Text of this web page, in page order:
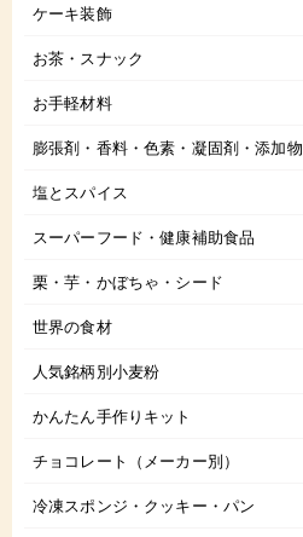
ケーキ装飾
お茶・スナック
お手軽材料
膨張剤・香料・色素・凝固剤・添加物
塩とスパイス
スーパーフード・健康補助食品
栗・芋・かぼちゃ・シード
世界の食材
人気銘柄別小麦粉
かんたん手作りキット
チョコレート（メーカー別）
冷凍スポンジ・クッキー・パン